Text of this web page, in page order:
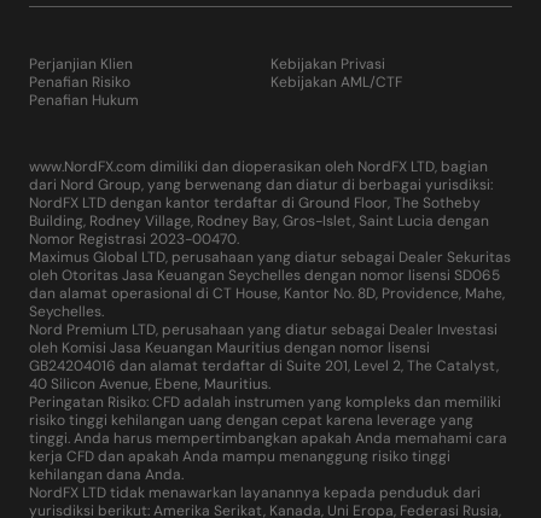
Perjanjian Klien
Penafian Risiko
Penafian Hukum
Kebijakan Privasi
Kebijakan AML/CTF
www.NordFX.com dimiliki dan dioperasikan oleh NordFX LTD, bagian
dari Nord Group, yang berwenang dan diatur di berbagai yurisdiksi:
NordFX LTD dengan kantor terdaftar di Ground Floor, The Sotheby
Building, Rodney Village, Rodney Bay, Gros-Islet, Saint Lucia dengan
Nomor Registrasi 2023-00470.
Maximus Global LTD, perusahaan yang diatur sebagai Dealer Sekuritas
oleh Otoritas Jasa Keuangan Seychelles dengan nomor lisensi SD065
dan alamat operasional di CT House, Kantor No. 8D, Providence, Mahe,
Seychelles.
Nord Premium LTD, perusahaan yang diatur sebagai Dealer Investasi
oleh Komisi Jasa Keuangan Mauritius dengan nomor lisensi
GB24204016 dan alamat terdaftar di Suite 201, Level 2, The Catalyst,
40 Silicon Avenue, Ebene, Mauritius.
Peringatan Risiko: CFD adalah instrumen yang kompleks dan memiliki
risiko tinggi kehilangan uang dengan cepat karena leverage yang
tinggi. Anda harus mempertimbangkan apakah Anda memahami cara
kerja CFD dan apakah Anda mampu menanggung risiko tinggi
kehilangan dana Anda.
NordFX LTD tidak menawarkan layanannya kepada penduduk dari
yurisdiksi berikut: Amerika Serikat, Kanada, Uni Eropa, Federasi Rusia,